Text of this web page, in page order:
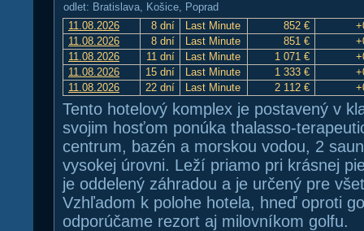
odlet: Bratislava, Košice, Poprad
11.08.2026
8 dní Last Minute 852 €
11.08.2026
8 dní Last Minute 851 €
11.08.2026
11 dní Last Minute 1 071 €
11.08.2026
15 dní Last Minute 1 333 €
11.08.2026
22 dní Last Minute 2 112 €
Tento hotelový komplex je postavený v
svojim hosťom ponúka thalasso-
centrum, bazén a morskou vodou, 2
vysokej úrovni. Leží priamo pri krásnej
je oddelený záhradou a je určený pre
Vzhľadom k polohe hotela, hneď oproti
odporúčame rezort aj milovníkom golfu.